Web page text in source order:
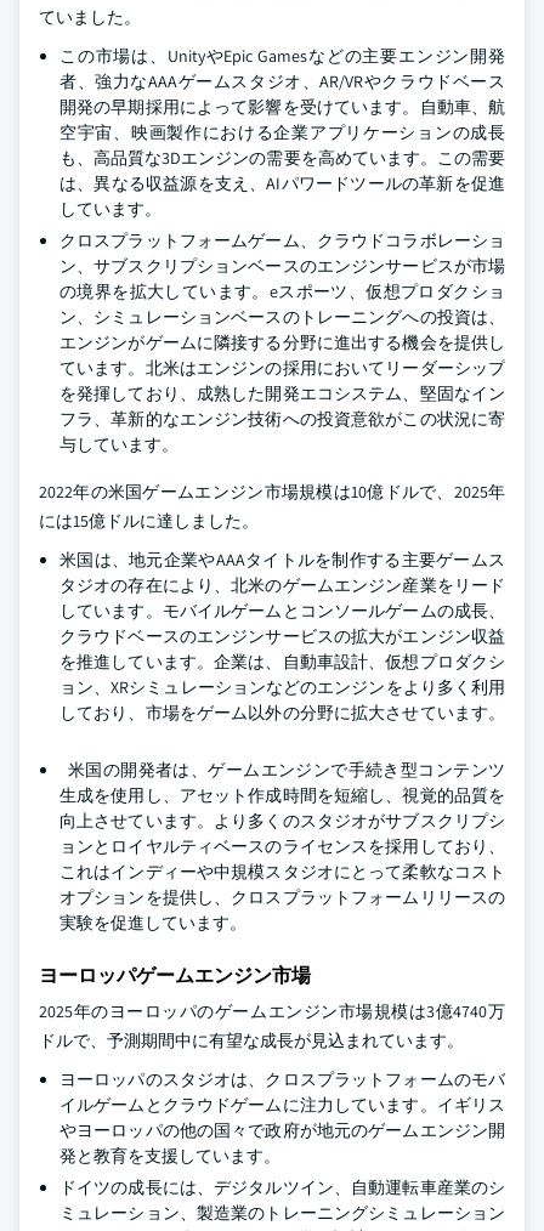
ていました。
この市場は、UnityやEpic Gamesなどの主要エンジン開発
者、強力なAAAゲームスタジオ、AR/VRやクラウドベース
開発の早期採用によって影響を受けています。自動車、航
空宇宙、映画製作における企業アプリケーションの成長
も、高品質な3Dエンジンの需要を高めています。この需要
は、異なる収益源を支え、AIパワードツールの革新を促進
しています。
クロスプラットフォームゲーム、クラウドコラボレーショ
ン、サブスクリプションベースのエンジンサービスが市場
の境界を拡大しています。eスポーツ、仮想プロダクショ
ン、シミュレーションベースのトレーニングへの投資は、
エンジンがゲームに隣接する分野に進出する機会を提供し
ています。北米はエンジンの採用においてリーダーシップ
を発揮しており、成熟した開発エコシステム、堅固なイン
フラ、革新的なエンジン技術への投資意欲がこの状況に寄
与しています。
2022年の米国ゲームエンジン市場規模は10億ドルで、2025年
には15億ドルに達しました。
米国は、地元企業やAAAタイトルを制作する主要ゲームス
タジオの存在により、北米のゲームエンジン産業をリード
しています。モバイルゲームとコンソールゲームの成長、
クラウドベースのエンジンサービスの拡大がエンジン収益
を推進しています。企業は、自動車設計、仮想プロダクシ
ョン、XRシミュレーションなどのエンジンをより多く利用
しており、市場をゲーム以外の分野に拡大させています。
米国の開発者は、ゲームエンジンで手続き型コンテンツ
生成を使用し、アセット作成時間を短縮し、視覚的品質を
向上させています。より多くのスタジオがサブスクリプシ
ョンとロイヤルティベースのライセンスを採用しており、
これはインディーや中規模スタジオにとって柔軟なコスト
オプションを提供し、クロスプラットフォームリリースの
実験を促進しています。
ヨーロッパゲームエンジン市場
2025年のヨーロッパのゲームエンジン市場規模は3億4740万
ドルで、予測期間中に有望な成長が見込まれています。
ヨーロッパのスタジオは、クロスプラットフォームのモバ
イルゲームとクラウドゲームに注力しています。イギリス
やヨーロッパの他の国々で政府が地元のゲームエンジン開
発と教育を支援しています。
ドイツの成長には、デジタルツイン、自動運転車産業のシ
ミュレーション、製造業のトレーニングシミュレーション